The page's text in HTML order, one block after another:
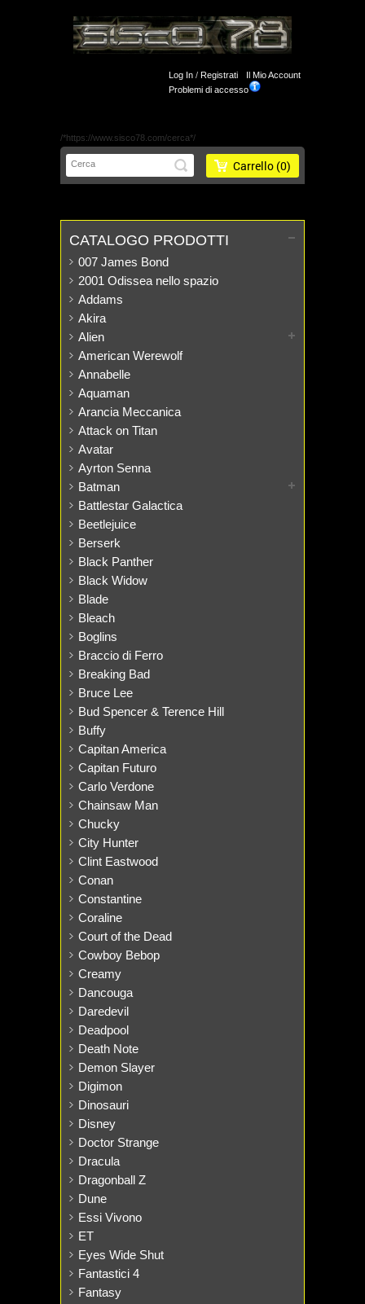
/*https://www.sisco78.com/cerca*/
Log In / Registrati
Il Mio Account
Problemi di accesso
Carrello (0)
CATALOGO PRODOTTI
007 James Bond
2001 Odissea nello spazio
Addams
Akira
Alien
American Werewolf
Annabelle
Aquaman
Arancia Meccanica
Attack on Titan
Avatar
Ayrton Senna
Batman
Battlestar Galactica
Beetlejuice
Berserk
Black Panther
Black Widow
Blade
Bleach
Boglins
Braccio di Ferro
Breaking Bad
Bruce Lee
Bud Spencer & Terence Hill
Buffy
Capitan America
Capitan Futuro
Carlo Verdone
Chainsaw Man
Chucky
City Hunter
Clint Eastwood
Conan
Constantine
Coraline
Court of the Dead
Cowboy Bebop
Creamy
Dancouga
Daredevil
Deadpool
Death Note
Demon Slayer
Digimon
Dinosauri
Disney
Doctor Strange
Dracula
Dragonball Z
Dune
Essi Vivono
ET
Eyes Wide Shut
Fantastici 4
Fantasy